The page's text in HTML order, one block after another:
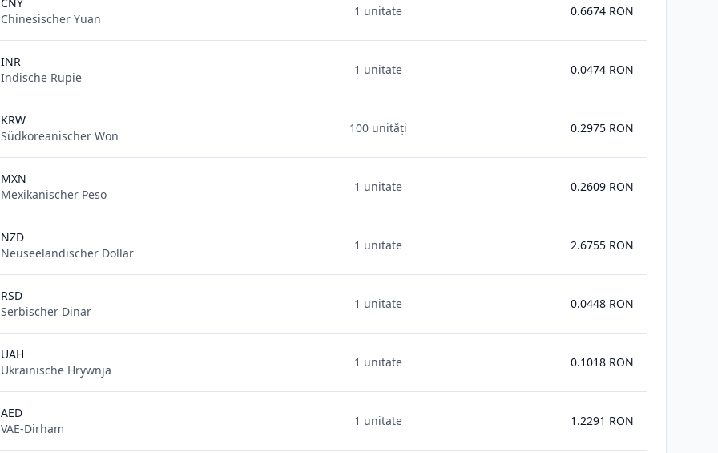
Chinesischer Yuan
1 unitate 0.6674 RON
INR
Indische Rupie
1 unitate 0.0474 RON
KRW
Südkoreanischer Won
100 unități 0.2975 RON
MXN
Mexikanischer Peso
1 unitate 0.2609 RON
NZD
Neuseeländischer Dollar
1 unitate 2.6755 RON
RSD
Serbischer Dinar
1 unitate 0.0448 RON
UAH
Ukrainische Hrywnja
1 unitate 0.1018 RON
AED
VAE-Dirham
1 unitate 1.2291 RON